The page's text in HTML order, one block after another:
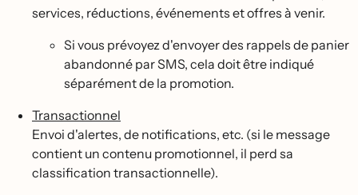
services, réductions, événements et offres à venir.
Si vous prévoyez d'envoyer des rappels de panier
abandonné par SMS, cela doit être indiqué
séparément de la promotion.
Transactionnel
Envoi d'alertes, de notifications, etc. (si le message
contient un contenu promotionnel, il perd sa
classification transactionnelle).